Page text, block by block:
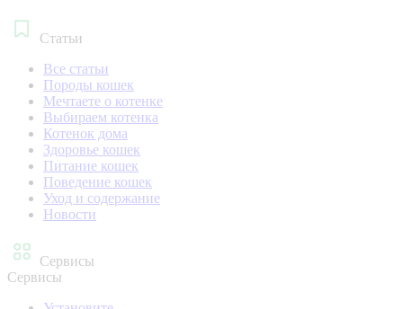
Статьи
Все статьи
Породы кошек
Мечтаете о котенке
Выбираем котенка
Котенок дома
Здоровье кошек
Питание кошек
Поведение кошек
Уход и содержание
Новости
Сервисы
Сервисы